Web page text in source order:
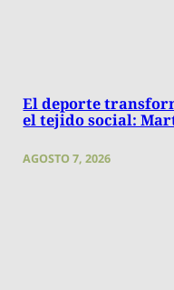
El deporte
el tejido social:
AGOSTO 7, 2026